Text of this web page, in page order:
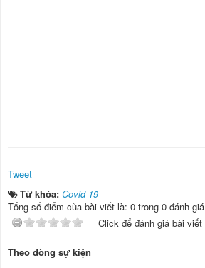
Tweet
Từ khóa: Covid-19
Tổng số điểm của bài viết là: 0 trong 0 đánh giá
Click để đánh giá bài viết
Theo dòng sự kiện